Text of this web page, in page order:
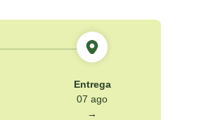
Entrega
07 ago
→